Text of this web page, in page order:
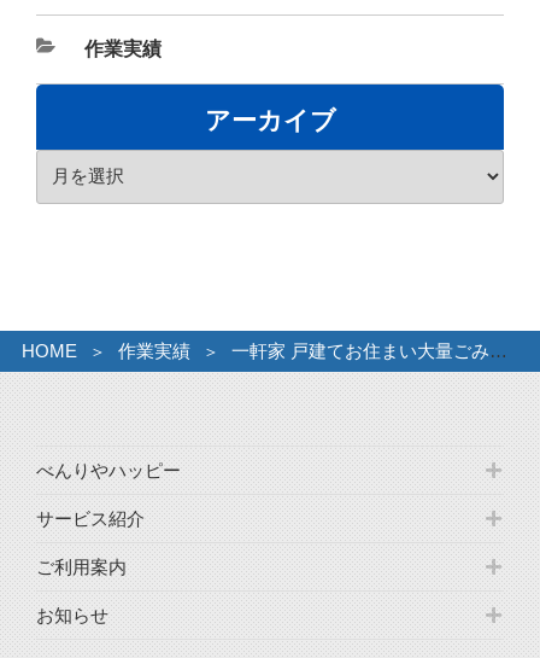
カ
テ
ー
作業実績
アーカイブ
HOME 作業実績 一軒家 戸建てお住まい大量ごみ。
べんりやハッピー
サービス紹介
ご利用案内
お知らせ